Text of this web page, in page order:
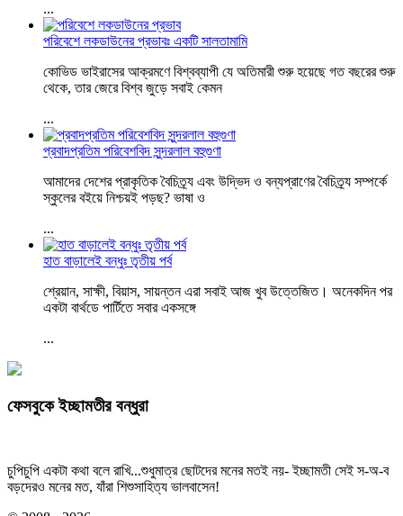
...
পরিবেশে লকডাউনের প্রভাবঃ একটি সালতামামি
কোভিড ভাইরাসের আক্রমণে বিশ্বব্যাপী যে অতিমারী শুরু হয়েছে গত বছরের শুরু
থেকে, তার জেরে বিশ্ব জুড়ে সবাই কেমন
...
প্রবাদপ্রতিম পরিবেশবিদ সুন্দরলাল বহুগুণা
আমাদের দেশের প্রাকৃতিক বৈচিত্র্য এবং উদ্ভিদ ও বন্যপ্রাণের বৈচিত্র্য সম্পর্কে
স্কুলের বইয়ে নিশ্চয়ই পড়ছ? ভাষা ও
...
হাত বাড়ালেই বন্ধুঃ তৃতীয় পর্ব
শ্রেয়ান, সাক্ষী, বিয়াস, সায়ন্তন এরা সবাই আজ খুব উত্তেজিত। অনেকদিন পর
একটা বার্থডে পার্টিতে সবার একসঙ্গে
...
ফেসবুকে ইচ্ছামতীর বন্ধুরা
চুপিচুপি একটা কথা বলে রাখি...শুধুমাত্র ছোটদের মনের মতই নয়- ইচ্ছামতী সেই স-অ-ব
বড়দেরও মনের মত, যাঁরা শিশুসাহিত্য ভালবাসেন!